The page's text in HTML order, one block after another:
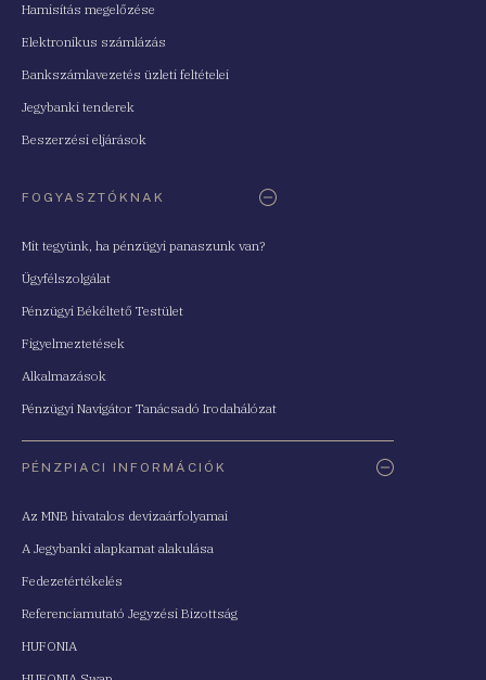
Hamisítás megelőzése
Elektronikus számlázás
Bankszámlavezetés üzleti feltételei
Jegybanki tenderek
Beszerzési eljárások
FOGYASZTÓKNAK
Mit tegyünk, ha pénzügyi panaszunk van?
Ügyfélszolgálat
Pénzügyi Békéltető Testület
Figyelmeztetések
Alkalmazások
Pénzügyi Navigátor Tanácsadó Irodahálózat
PÉNZPIACI INFORMÁCIÓK
Az MNB hivatalos devizaárfolyamai
A Jegybanki alapkamat alakulása
Fedezetértékelés
Referenciamutató Jegyzési Bizottság
HUFONIA